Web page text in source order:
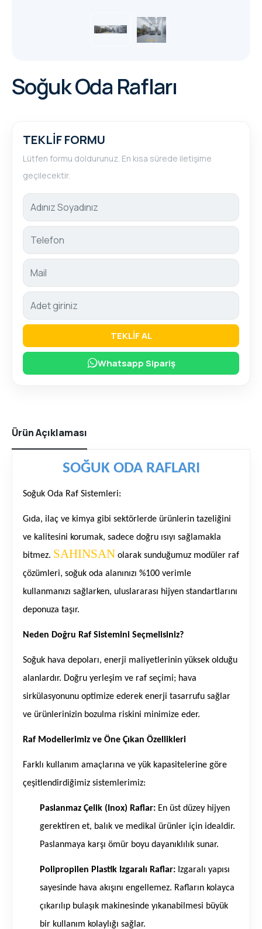
Soğuk Oda Rafları
TEKLİF FORMU
Lütfen formu doldurunuz. En kısa sürede iletişime
geçilecektir.
TEKLİF AL
Whatsapp Sipariş
Ürün Açıklaması
SOĞUK ODA RAFLARI
Soğuk Oda Raf Sistemleri:
Gıda, ilaç ve kimya gibi sektörlerde ürünlerin tazeliğini
ve kalitesini korumak, sadece doğru ısıyı sağlamakla
bitmez. SAHINSAN olarak sunduğumuz modüler raf
çözümleri, soğuk oda alanınızı %100 verimle
kullanmanızı sağlarken, uluslararası hijyen standartlarını
deponuza taşır.
Neden Doğru Raf Sistemini Seçmelisiniz?
Soğuk hava depoları, enerji maliyetlerinin yüksek olduğu
alanlardır. Doğru yerleşim ve raf seçimi; hava
sirkülasyonunu optimize ederek enerji tasarrufu sağlar
ve ürünlerinizin bozulma riskini minimize eder.
Raf Modellerimiz ve Öne Çıkan Özellikleri
Farklı kullanım amaçlarına ve yük kapasitelerine göre
çeşitlendirdiğimiz sistemlerimiz:
Paslanmaz Çelik (Inox) Raflar:En üst düzey hijyen
gerektiren et, balık ve medikal ürünler için idealdir.
Paslanmaya karşı ömür boyu dayanıklılık sunar.
Polipropilen Plastik Izgaralı Raflar:Izgaralı yapısı
sayesinde hava akışını engellemez. Rafların kolayca
çıkarılıp bulaşık makinesinde yıkanabilmesi büyük
bir kullanım kolaylığı sağlar.